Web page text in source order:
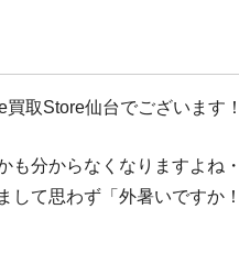
取Store仙台でございます！
も分からなくなりますよね
して思わず「外暑いですか